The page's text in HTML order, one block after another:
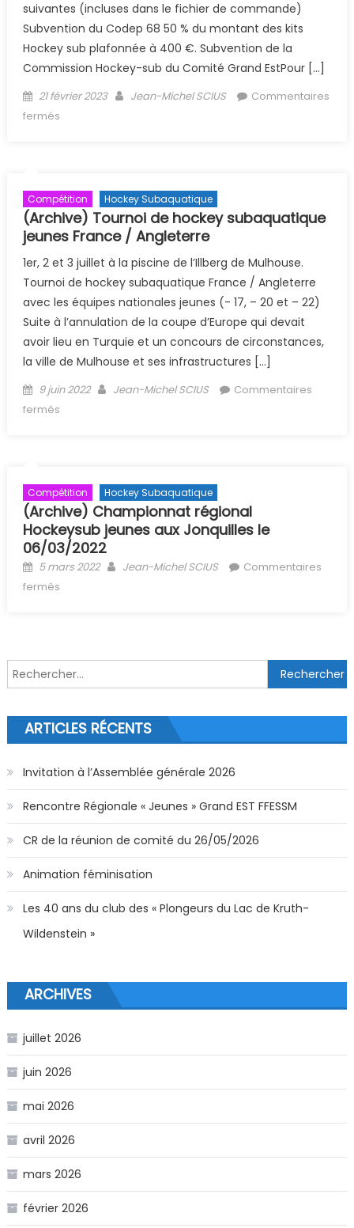
suivantes (incluses dans le fichier de commande)
Subvention du Codep 68 50 % du montant des kits
Hockey sub plafonnée à 400 €. Subvention de la
Commission Hockey-sub du Comité Grand EstPour […]
Posted on
21 février 2023 Author
Jean-Michel SCIUS
Commentaires
fermés
Compétition Hockey Subaquatique
(Archive) Tournoi de hockey subaquatique
jeunes France / Angleterre
1er, 2 et 3 juillet à la piscine de l’Illberg de Mulhouse.
Tournoi de hockey subaquatique France / Angleterre
avec les équipes nationales jeunes (- 17, – 20 et – 22)
Suite à l’annulation de la coupe d’Europe qui devait
avoir lieu en Turquie et un concours de circonstances,
la ville de Mulhouse et ses infrastructures […]
Posted on
9 juin 2022 Author
Jean-Michel SCIUS
Commentaires
fermés
Compétition Hockey Subaquatique
(Archive) Championnat régional
Hockeysub jeunes aux Jonquilles le
06/03/2022
Posted on
5 mars 2022 Author
Jean-Michel SCIUS
Commentaires
fermés
Rechercher :
ARTICLES RÉCENTS
Invitation à l’Assemblée générale 2026
Rencontre Régionale « Jeunes » Grand EST FFESSM
CR de la réunion de comité du 26/05/2026
Animation féminisation
Les 40 ans du club des « Plongeurs du Lac de Kruth-
Wildenstein »
ARCHIVES
juillet 2026
juin 2026
mai 2026
avril 2026
mars 2026
février 2026